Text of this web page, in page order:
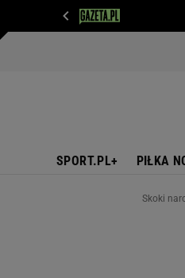
SPORT.PL+ PIŁKA
Skoki